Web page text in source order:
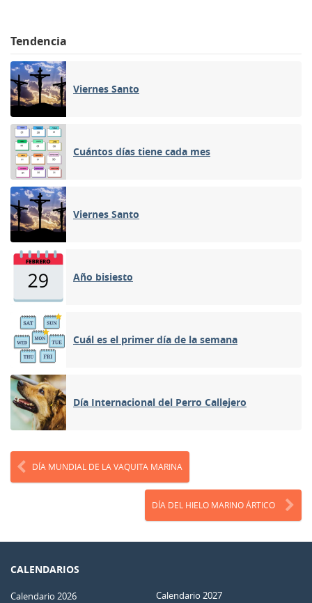
Tendencia
Viernes Santo
Cuántos días tiene cada mes
Viernes Santo
Año bisiesto
Cuál es el primer día de la semana
Día Internacional del Perro Callejero
DÍA MUNDIAL DE LA VAQUITA MARINA
DÍA DEL HIELO MARINO ÁRTICO
CALENDARIOS
Calendario 2026 Calendario 2027